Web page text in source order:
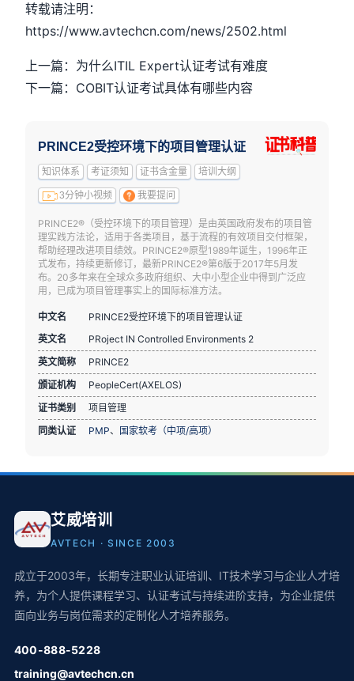
转载请注明：
https://www.avtechcn.com/news/2502.html
上一篇：为什么ITIL Expert认证考试有难度
下一篇：COBIT认证考试具体有哪些内容
PRINCE2受控环境下的项目管理认证
知识体系 考证须知 证书含金量 培训大纲
3分钟小视频 我要提问
PRINCE2®（受控环境下的项目管理）是由英国政府发布的项目管
理实践方法论，适用于各类项目，基于流程的有效项目交付框架，
帮助经理改进项目绩效。PRINCE2®原型1989年诞生，1996年正
式发布，持续更新修订，最新PRINCE2®第6版于2017年5月发
布。20多年来在全球众多政府组织、大中小型企业中得到广泛应
用，已成为项目管理事实上的国际标准方法。
中文名
PRINCE2受控环境下的项目管理认证
英文名
PRoject IN Controlled Environments 2
英文简称
PRINCE2
颁证机构
PeopleCert(AXELOS)
证书类别
项目管理
同类认证
PMP、 国家软考（中项/高项）
艾威培训
AVTECH · SINCE 2003
成立于2003年，长期专注职业认证培训、IT技术学习与企业人才培
养，为个人提供课程学习、认证考试与持续进阶支持，为企业提供
面向业务与岗位需求的定制化人才培养服务。
400-888-5228
training@avtechcn.cn